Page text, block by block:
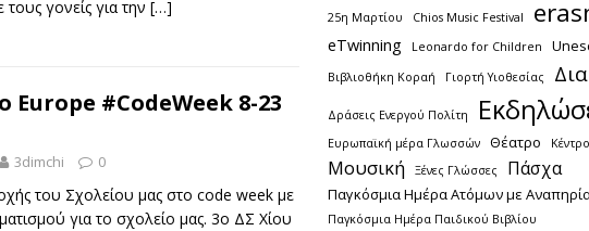
γονείς για την […]
Europe #CodeWeek 8-23
3dimchi 0
του Σχολείου μας στο code week με
για το σχολείο μας. 3ο ΔΣ Χίου
25η Μαρτίου Chios Music Festival
eTwinning Leonardo for Children
Βιβλιοθήκη Κοραή Γιορτή Υιοθεσίας
Δράσεις Ενεργού Πολίτη
Ευρωπαϊκή μέρα Γλωσσών Θέατρο
Μουσική Ξένες Γλώσσες Πάσχα
Παγκόσμια Ημέρα Ατόμων με
Παγκόσμια Ημέρα Παιδικού Βιβλίου